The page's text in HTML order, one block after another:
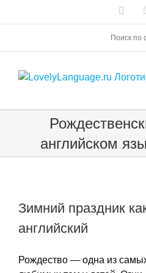
Поиск по
английском
Зимний праздник
английский
Рождество — одна из